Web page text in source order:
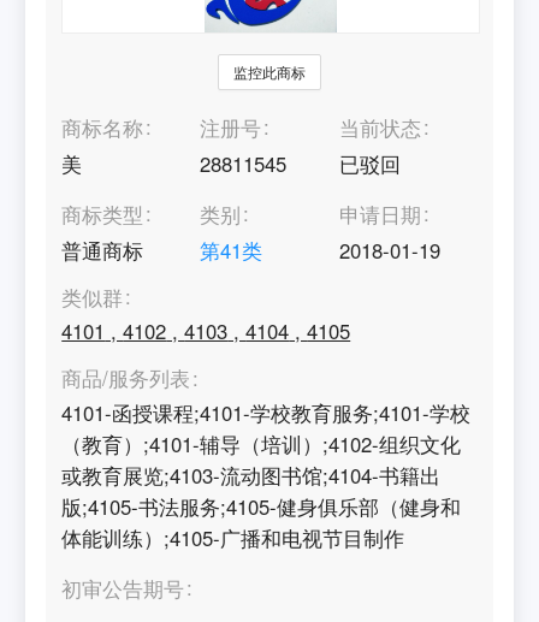
监控此商标
商标名称
美
注册号
28811545
当前状态
已驳回
商标类型
普通商标
类别
第41类
申请日期
2018-01-19
类似群
4101 ,4102 ,4103 ,4104 ,4105
商品/服务列表
4101-函授课程;4101-学校教育服务;4101-学校
（教育）;4101-辅导（培训）;4102-组织文化
或教育展览;4103-流动图书馆;4104-书籍出
版;4105-书法服务;4105-健身俱乐部（健身和
体能训练）;4105-广播和电视节目制作
初审公告期号